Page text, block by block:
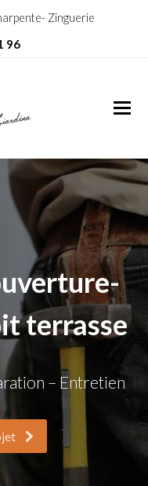
Zinguerie
96
terrasse
– Entretien